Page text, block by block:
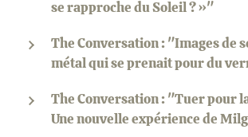
se rapproche du Soleil ? »"
The Conversation : "Images de
métal qui se prenait pour du
The Conversation : "Tuer pour
Une nouvelle expérience de